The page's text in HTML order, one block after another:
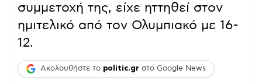
συμμετοχή της, είχε ηττηθεί στον
ημιτελικό από τον Ολυμπιακό με 16-
12.
Ακολουθήστε το politic.gr στο Google News